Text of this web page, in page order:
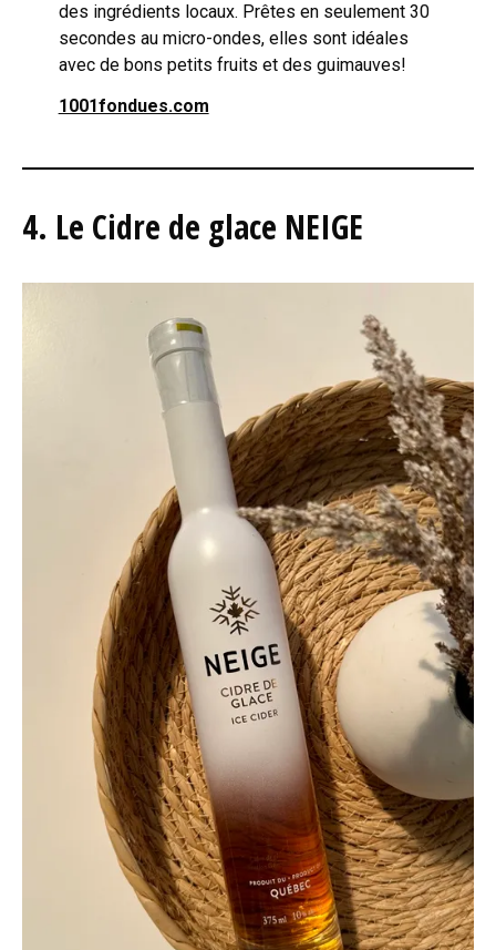
des ingrédients locaux. Prêtes en seulement 30
secondes au micro-ondes, elles sont idéales
avec de bons petits fruits et des guimauves!
1001fondues.com
4. Le Cidre de glace NEIGE